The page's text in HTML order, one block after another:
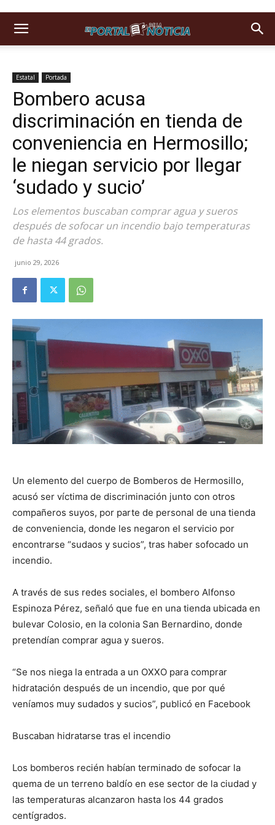
Estatal Portada
Bombero acusa
discriminación en tienda de
conveniencia en Hermosillo;
le niegan servicio por llegar
‘sudado y sucio’
Los elementos buscaban comprar agua y sueros
después de sofocar un incendio bajo temperaturas
de hasta 44 grados.
junio 29, 2026
Un elemento del cuerpo de Bomberos de Hermosillo,
acusó ser víctima de discriminación junto con otros
compañeros suyos, por parte de personal de una tienda
de conveniencia, donde les negaron el servicio por
encontrarse “sudaos y sucios”, tras haber sofocado un
incendio.
A través de sus redes sociales, el bombero Alfonso
Espinoza Pérez, señaló que fue en una tienda ubicada en
bulevar Colosio, en la colonia San Bernardino, donde
pretendían comprar agua y sueros.
“Se nos niega la entrada a un OXXO para comprar
hidratación después de un incendio, que por qué
veníamos muy sudados y sucios”, publicó en Facebook
Buscaban hidratarse tras el incendio
Los bomberos recién habían terminado de sofocar la
quema de un terreno baldío en ese sector de la ciudad y
las temperaturas alcanzaron hasta los 44 grados
centígrados.